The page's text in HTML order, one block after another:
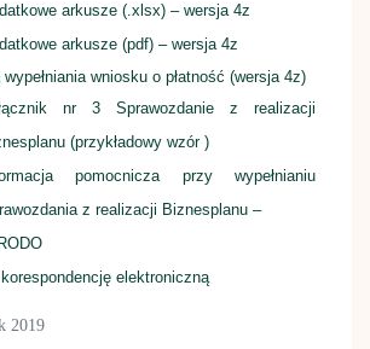
arkusze (.xlsx) – wersja 4z
arkusze (pdf) – wersja 4z
wypełniania wniosku o płatność (wersja 4z)
nr 3 Sprawozdanie z realizacji
(przykładowy wzór )
pomocnicza przy wypełnianiu
z realizacji Biznesplanu –
elektroniczną
2019